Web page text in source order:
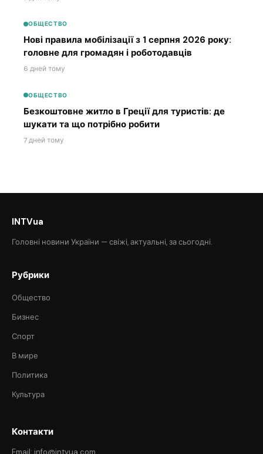
ОБЩЕСТВО
Нові правила мобілізації з 1 серпня 2026 року:
головне для громадян і роботодавців
6 дней тому
ОБЩЕСТВО
Безкоштовне житло в Греції для туристів: де
шукати та що потрібно робити
7 дней тому
INTVua
Головні новини України — свіжі, актуальні, за сьогодні.
Рубрики
Общество
Бизнес
Спорт
В мире
Политика
Культура
Контакти
Email: info@intvua.com